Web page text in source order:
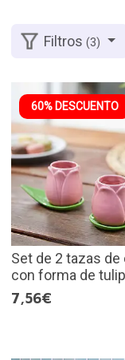
Filtros(3)
60% DESCUENTO
Set de 2 tazas de
con forma de
7,56€